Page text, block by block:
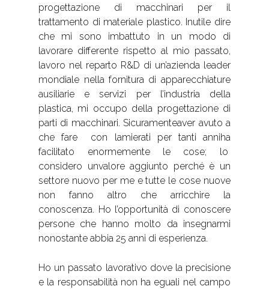
progettazione di macchinari per il
trattamento di materiale plastico. Inutile dire
che mi sono imbattuto in un modo di
lavorare differente rispetto al mio passato,
lavoro nel reparto R&D di un’azienda leader
mondiale nella fornitura di apparecchiature
ausiliarie e servizi per l’industria della
plastica, mi occupo della progettazione di
parti di macchinari. Sicuramenteaver avuto a
che fare con lamierati per tanti anniha
facilitato enormemente le cose; lo
considero unvalore aggiunto perché è un
settore nuovo per me e tutte le cose nuove
non fanno altro che arricchire la
conoscenza. Ho l’opportunità di conoscere
persone che hanno molto da insegnarmi
nonostante abbia 25 anni di esperienza.
Ho un passato lavorativo dove la precisione
e la responsabilità non ha eguali nel campo